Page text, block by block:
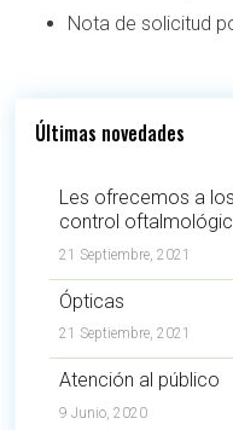
Nota de solicitud
Últimas novedades
Les ofrecemos a
control
21 Septiembre, 2021
Ópticas
21 Septiembre, 2021
Atención al público
9 Junio, 2020